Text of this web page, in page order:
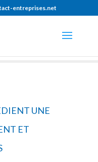
entreprises.net
UNE
ET